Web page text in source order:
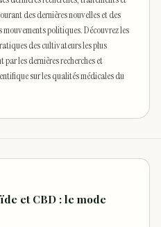
des dernières nouvelles et des
politiques. Découvrez les
des cultivateurs les plus
par les dernières recherches et
sur les qualités médicales du
et CBD : le mode